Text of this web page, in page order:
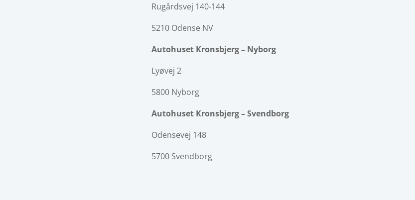
Rugårdsvej 140-144
5210 Odense NV
Autohuset Kronsbjerg – Nyborg
Lyøvej 2
5800 Nyborg
Autohuset Kronsbjerg – Svendborg
Odensevej 148
5700 Svendborg